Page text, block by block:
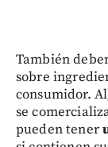
También
sobre
consumidor.
se
pueden tener